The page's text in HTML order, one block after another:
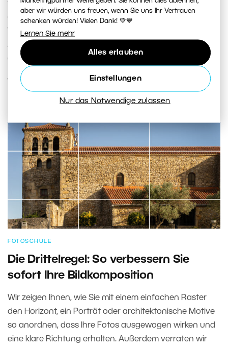
aber wir würden uns freuen, wenn Sie uns Ihr Vertrauen
schenken würden! Vielen Dank! 💚💙
Lernen Sie mehr
Alles erlauben
Einstellungen
Nur das Notwendige zulassen
verpassen sollte – von der italienischen Toskana über
das Gebirge Montenegros bis zur kroatischen Küste.
Wir zeigen Ihnen, wohin Sie sich auf der Suche nach
Architektur, Landschaft und authentischem Landleben
aufmachen können.
WEITERLESEN
FOTOSCHULE
Die Drittelregel: So verbessern Sie
sofort Ihre Bildkomposition
Wir zeigen Ihnen, wie Sie mit einem einfachen Raster
den Horizont, ein Porträt oder architektonische Motive
so anordnen, dass Ihre Fotos ausgewogen wirken und
eine klare Richtung erhalten. Außerdem verraten wir